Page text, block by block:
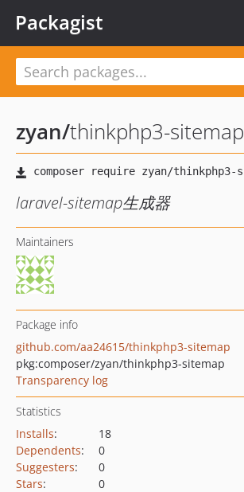
Packagist
zyan/thinkphp3-sitemap
laravel-sitemap生成器
Maintainers
Package info
github.com/aa24615/thinkphp3-sitemap
pkg:composer/zyan/thinkphp3-sitemap
Transparency log
Statistics
Installs:
18
Dependents:
0
Suggesters:
0
Stars:
0